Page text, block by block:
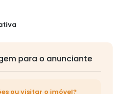
para o anunciante
ou visitar o imóvel?